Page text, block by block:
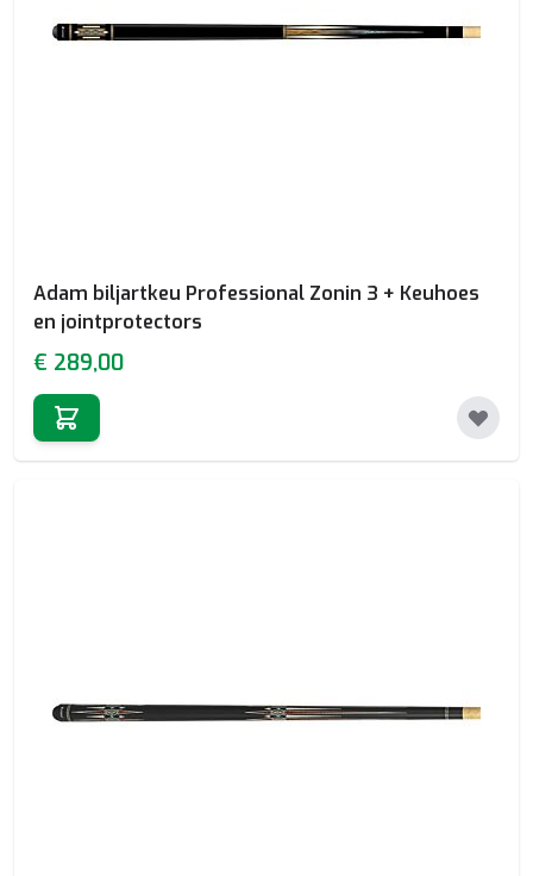
Adam biljartkeu Professional Zonin 3 + Keuhoes
en jointprotectors
€ 289,00